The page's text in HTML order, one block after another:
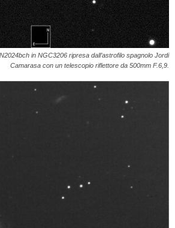
in NGC3206 ripresa dall’astrofilo spagnolo Jordi
Camarasa con un telescopio riflettore da 500mm F.6,9.